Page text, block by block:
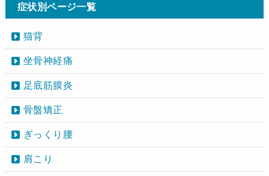
症状別ページ一覧
猫背
坐骨神経痛
足底筋膜炎
骨盤矯正
ぎっくり腰
肩こり